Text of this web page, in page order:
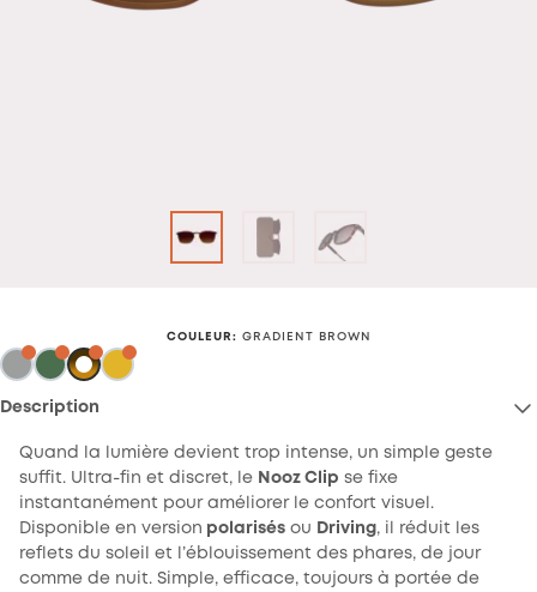
COULEUR : GRADIENT BROWN
Description
Quand la lumière devient trop intense, un simple geste
suffit. Ultra-fin et discret, le Nooz Clip se fixe
instantanément pour améliorer le confort visuel.
Disponible en version polarisés ou Driving , il réduit les
reflets du soleil et l’éblouissement des phares, de jour
comme de nuit. Simple, efficace, toujours à portée de